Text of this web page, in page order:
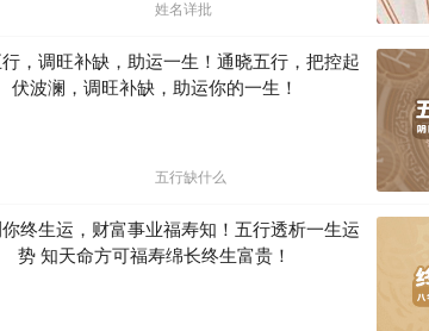
姓名详批
，调旺补缺，助运一生！通晓五行，把控起
伏波澜，调旺补缺，助运你的一生！
五行缺什么
你终生运，财富事业福寿知！五行透析一生运
势 知天命方可福寿绵长终生富贵！